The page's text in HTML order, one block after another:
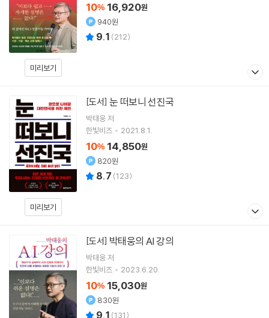
미리보기
10% 16,920원
940원
9.1 (212)
미리보기
[도서] 눈 떠보니 선진국
박태웅저
한빛비즈
2021.8.1.
10% 14,850원
820원
8.7 (123)
[도서] 박태웅의 AI 강의
박태웅저
한빛비즈
2023.6.20.
10% 15,030원
830원
9.1 (131)